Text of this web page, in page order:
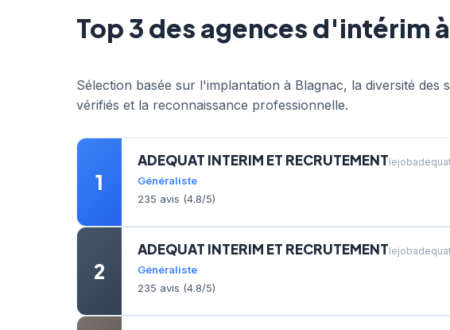
Top 3 des agences d'intérim
Sélection basée sur l'implantation à Blagnac, la diversité
vérifiés et la reconnaissance professionnelle.
1
ADEQUAT INTERIM ET RECRUTEMENT
Généraliste
235 avis (4.8/5)
2
ADEQUAT INTERIM ET RECRUTEMENT
Généraliste
235 avis (4.8/5)